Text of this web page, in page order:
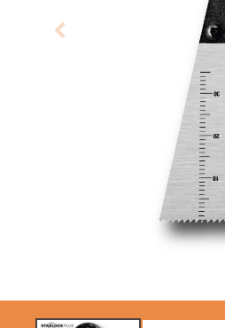
LAMES CIRCULAIRES
CMT CONTRACTOR
TOOLS® - ITK PLUS®